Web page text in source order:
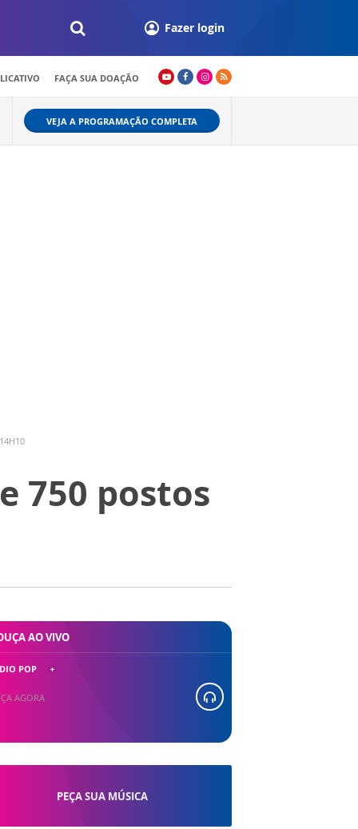
Fazer login
FAÇA SUA DOAÇÃO
VEJA A PROGRAMAÇÃO COMPLETA
750 postos
PEÇA SUA MÚSICA
AO VIVO
POP
AGORA